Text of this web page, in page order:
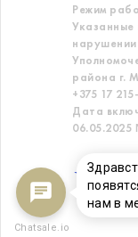
Режим
Указанные
района г.
+375 17
Дата
06.05.2025
нам в
Chatsale.io